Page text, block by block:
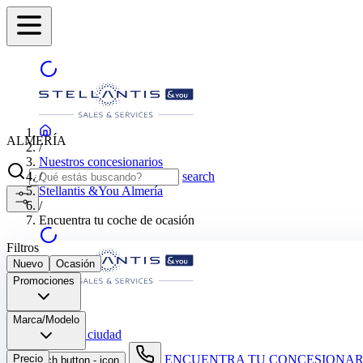
ALMERÍA
search
ALMERÍA
Selecciona otra ciudad
search button - icon ENCUENTRA TU
/
Nuestros concesionarios
/
Stellantis &You Almería
/
Encuentra tu coche de ocasión
Filtros
Nuevo
Ocasión
Promociones
Marca/Modelo
Precio